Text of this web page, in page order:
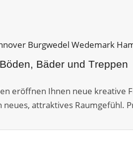
Bäder und Treppen
eröffnen Ihnen neue kreative
attraktives Raumgefühl.